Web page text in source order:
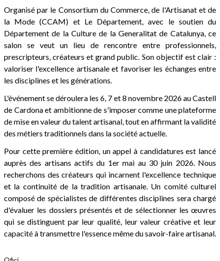
Organisé par le Consortium du Commerce, de l'Artisanat et de
la Mode (CCAM) et Le Département, avec le soutien du
Département de la Culture de la Generalitat de Catalunya, ce
salon se veut un lieu de rencontre entre professionnels,
prescripteurs, créateurs et grand public. Son objectif est clair :
valoriser l'excellence artisanale et favoriser les échanges entre
les disciplines et les générations.
L'événement se déroulera les 6, 7 et 8 novembre 2026 au Castell
de Cardona et ambitionne de s'imposer comme une plateforme
de mise en valeur du talent artisanal, tout en affirmant la validité
des métiers traditionnels dans la société actuelle.
Pour cette première édition, un appel à candidatures est lancé
auprès des artisans actifs du 1er mai au 30 juin 2026. Nous
recherchons des créateurs qui incarnent l'excellence technique
et la continuité de la tradition artisanale. Un comité culturel
composé de spécialistes de différentes disciplines sera chargé
d'évaluer les dossiers présentés et de sélectionner les œuvres
qui se distinguent par leur qualité, leur valeur créative et leur
capacité à transmettre l'essence même du savoir-faire artisanal.